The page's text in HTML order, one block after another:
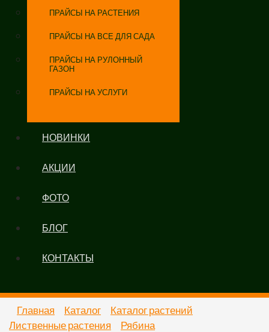
ПРАЙСЫ НА РАСТЕНИЯ
ПРАЙСЫ НА ВСЕ ДЛЯ САДА
ПРАЙСЫ НА РУЛОННЫЙ
ГАЗОН
ПРАЙСЫ НА УСЛУГИ
НОВИНКИ
АКЦИИ
ФОТО
БЛОГ
КОНТАКТЫ
Главная Каталог
Каталог растений
Лиственные растения
Рябина